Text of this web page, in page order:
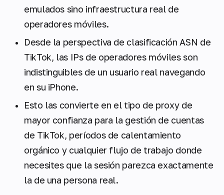
emulados sino infraestructura real de
operadores móviles.
Desde la perspectiva de clasificación ASN de
TikTok, las IPs de operadores móviles son
indistinguibles de un usuario real navegando
en su iPhone.
Esto las convierte en el tipo de proxy de
mayor confianza para la gestión de cuentas
de TikTok, períodos de calentamiento
orgánico y cualquier flujo de trabajo donde
necesites que la sesión parezca exactamente
la de una persona real.